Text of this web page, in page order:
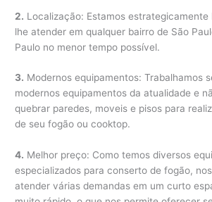
2. Localização: Estamos estrategicamente
lhe atender em qualquer bairro de São
Paulo no menor tempo possível.
3. Modernos equipamentos: Trabalhamos
modernos equipamentos da atualidade e
quebrar paredes, moveis e pisos para
de seu fogão ou cooktop.
4. Melhor preço: Como temos diversos
especializados para conserto de fogão,
atender várias demandas em um curto